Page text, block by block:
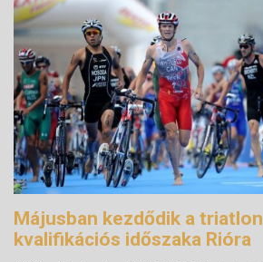
Májusban kezdődik a
kvalifikációs időszaka Rióra